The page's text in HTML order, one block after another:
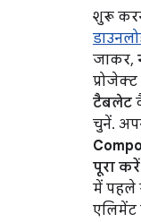
शुरू
जाकर,
टैबलेट
चुनें.
पूरा करें
में पहले
एलिमेंट